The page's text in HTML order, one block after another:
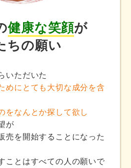
健康な笑顔が
ちの願い
いただいた
めにとても大切な成分を含
をなんとか探して欲し
が
売を開始することになった
ことはすべての人の願いで